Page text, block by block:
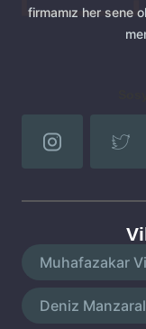
firmamız her sene
Muhafazakar
Deniz